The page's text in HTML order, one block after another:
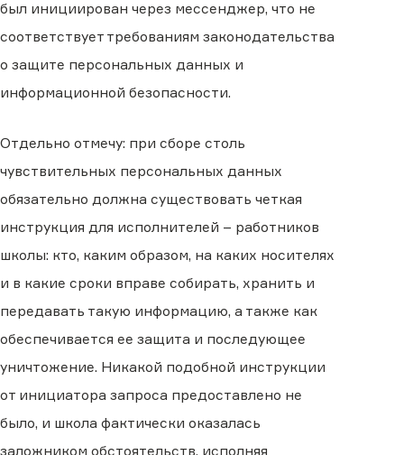
был инициирован через мессенджер, что не
соответствует требованиям законодательства
о защите персональных данных и
информационной безопасности.
Отдельно отмечу: при сборе столь
чувствительных персональных данных
обязательно должна существовать четкая
инструкция для исполнителей – работников
школы: кто, каким образом, на каких носителях
и в какие сроки вправе собирать, хранить и
передавать такую информацию, а также как
обеспечивается ее защита и последующее
уничтожение. Никакой подобной инструкции
от инициатора запроса предоставлено не
было, и школа фактически оказалась
заложником обстоятельств, исполняя